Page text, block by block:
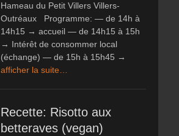
Hameau du Petit Villers Villers-
Outréaux Programme: — de 14h à
14h15 → accueil — de 14h15 à 15h
→ Intérêt de consommer local
(échange) — de 15h à 15h45 →
afficher la suite…
Recette: Risotto aux
betteraves (vegan)